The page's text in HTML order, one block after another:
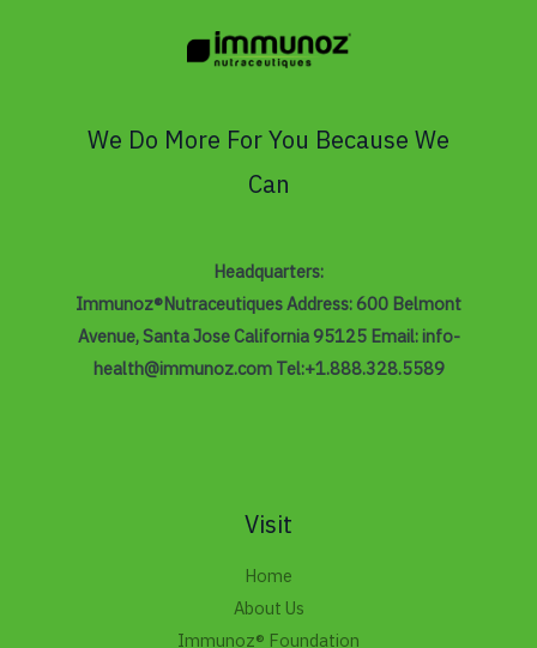
We Do More For You Because We
Can
Headquarters:
Immunoz®Nutraceutiques Address: 600 Belmont
Avenue, Santa Jose California 95125 Email: info-
health@immunoz.com Tel:+1.888.328.5589
Visit
Home
About Us
Immunoz® Foundation